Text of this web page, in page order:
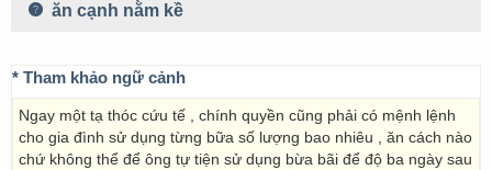
ăn cạnh nằm kề
* Tham khảo ngữ cảnh
Ngay một tạ thóc cứu tế , chính quyền cũng phải có mệnh lệnh
cho gia đình sử dụng từng bữa số lượng bao nhiêu , ăn cách nào
chứ không thể để ông tự tiện sử dụng bừa bãi để độ ba ngày sau